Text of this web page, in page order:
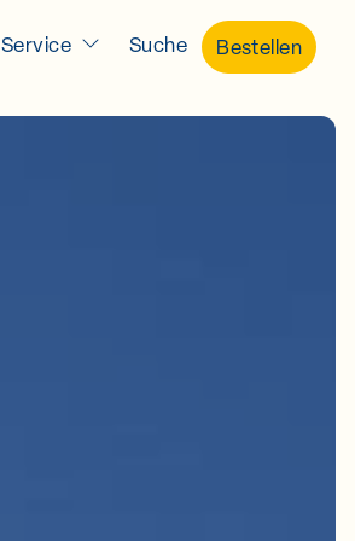
Service Suche Bestellen